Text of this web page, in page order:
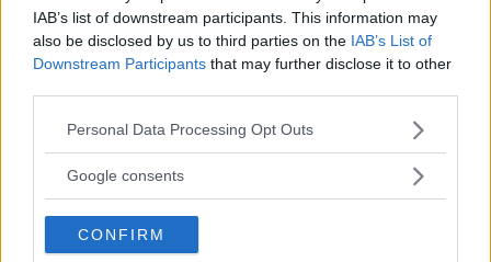
IAB’s list of downstream participants. This information may
also be disclosed by us to third parties on the IAB’s List of
Downstream Participants that may further disclose it to other
Please note that this website/app uses one or more Google
not limited to your visit or usage behaviour. You may click to
use your data for below specified purposes in below Google
consent section.
Personal Data Processing Opt Outs
Google consents
CONFIRM